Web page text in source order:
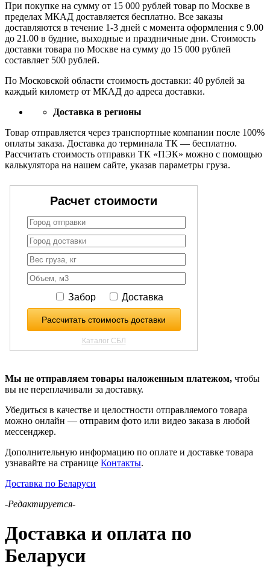
При покупке на сумму от 15 000 рублей товар по Москве в
пределах МКАД доставляется бесплатно. Все заказы
доставляются в течение 1-3 дней с момента оформления с 9.00
до 21.00 в будние, выходные и праздничные дни. Стоимость
доставки товара по Москве на сумму до 15 000 рублей
составляет 500 рублей.
По Московской области стоимость доставки: 40 рублей за
каждый километр от МКАД до адреса доставки.
Доставка в регионы
Товар отправляется через транспортные компании после 100%
оплаты заказа. Доставка до терминала ТК — бесплатно.
Рассчитать стоимость отправки ТК «ПЭК» можно с помощью
калькулятора на нашем сайте, указав параметры груза.
Мы не отправляем товары наложенным платежом, чтобы
вы не переплачивали за доставку.
Убедиться в качестве и целостности отправляемого товара
можно онлайн — отправим фото или видео заказа в любой
мессенджер.
Дополнительную информацию по оплате и доставке товара
узнавайте на странице Контакты.
Доставка по Беларуси
-Редактируется-
Доставка и оплата по
Беларуси